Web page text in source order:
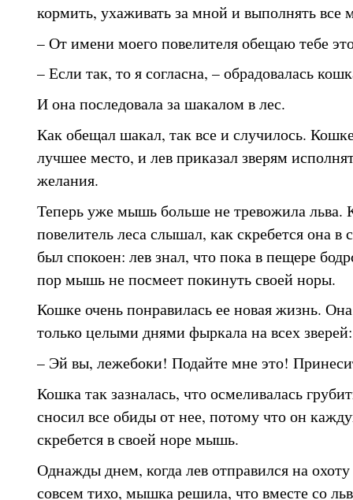
кормить, ухаживать за мной и выполнять все
– От имени моего повелителя обещаю тебе
– Если так, то я согласна, – обрадовалась
И она последовала за шакалом в лес.
Как обещал шакал, так все и случилось.
лучшее место, и лев приказал зверям
желания.
Теперь уже мышь больше не тревожила льва.
повелитель леса слышал, как скребется она в
был спокоен: лев знал, что пока в пещере
пор мышь не посмеет покинуть своей норы.
Кошке очень понравилась ее новая жизнь.
только целыми днями фыркала на всех зверей:
– Эй вы, лежебоки! Подайте мне это!
Кошка так зазналась, что осмеливалась
сносил все обиды от нее, потому что он
скребется в своей норе мышь.
Однажды днем, когда лев отправился на
совсем тихо, мышка решила, что вместе со